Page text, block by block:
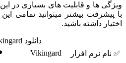
ویژگی ها و قابلیت های بسیاری در
با پیشرفت بیشتر میتوانید تمامی
اختیار داشته باشید.
دانلود Vikingard
✅ نام نرم افزار
Vikingard